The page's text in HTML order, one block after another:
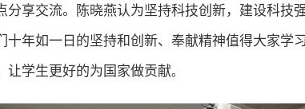
享交流。陈晓燕认为坚持科技创新，建设科技
年如一日的坚持和创新、奉献精神值得大家学
让学生更好的为国家做贡献。